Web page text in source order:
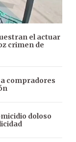
el actuar
crimen de
compradores
doloso